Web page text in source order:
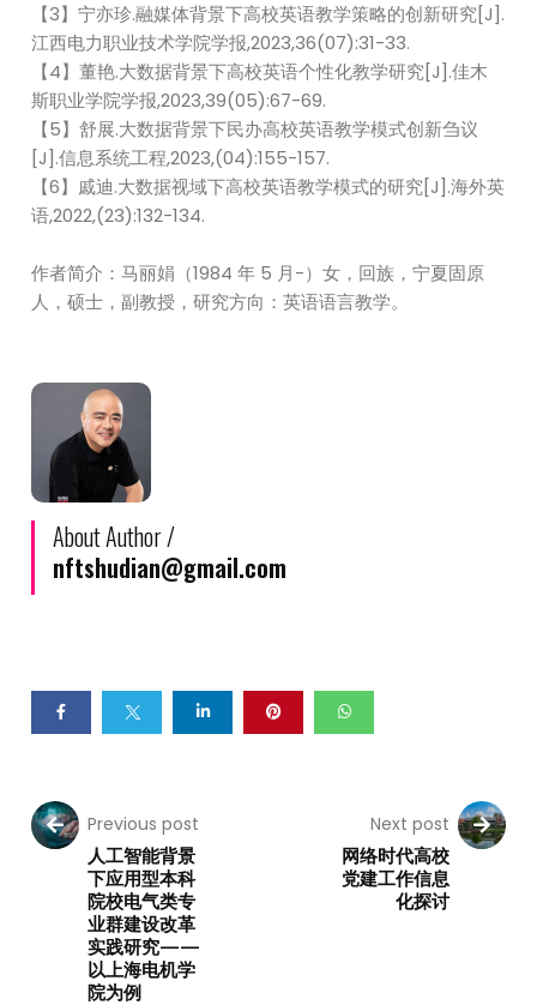
【3】宁亦珍.融媒体背景下高校英语教学策略的创新研究[J].
江西电力职业技术学院学报,2023,36(07):31-33.
【4】董艳.大数据背景下高校英语个性化教学研究[J].佳木
斯职业学院学报,2023,39(05):67-69.
【5】舒展.大数据背景下民办高校英语教学模式创新刍议
[J].信息系统工程,2023,(04):155-157.
【6】戚迪.大数据视域下高校英语教学模式的研究[J].海外英
语,2022,(23):132-134.
作者简介：马丽娟（1984 年 5 月-）女，回族，宁夏固原
人，硕士，副教授，研究方向：英语语言教学。
About Author /
nftshudian@gmail.com
Previous post
人工智能背景
下应用型本科
院校电气类专
业群建设改革
实践研究——
以上海电机学
院为例
Next post
网络时代高校
党建工作信息
化探讨